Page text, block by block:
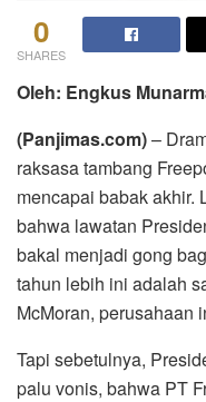
0
SHARES
Oleh: Engkus
(Panjimas.com)–
raksasa tambang
mencapai babak akhir.
bahwa lawatan
bakal menjadi gong
tahun lebih ini adalah
McMoran, perusahaan
Tapi sebetulnya,
palu vonis, bahwa PT